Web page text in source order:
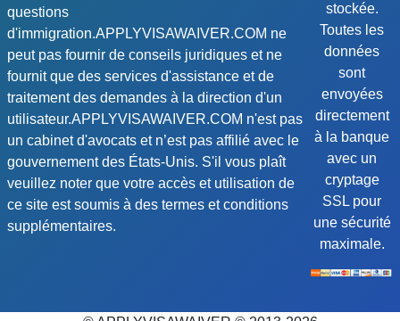
questions
d'immigration.APPLYVISAWAIVER.COM ne
peut pas fournir de conseils juridiques et ne
fournit que des services d'assistance et de
traitement des demandes à la direction d'un
utilisateur.APPLYVISAWAIVER.COM n'est pas
un cabinet d'avocats et n’est pas affilié avec le
gouvernement des États-Unis. S'il vous plaît
veuillez noter que votre accès et utilisation de
ce site est soumis à des termes et conditions
supplémentaires.
stockée.
Toutes les
données
sont
envoyées
directement
à la banque
avec un
cryptage
SSL pour
une sécurité
maximale.